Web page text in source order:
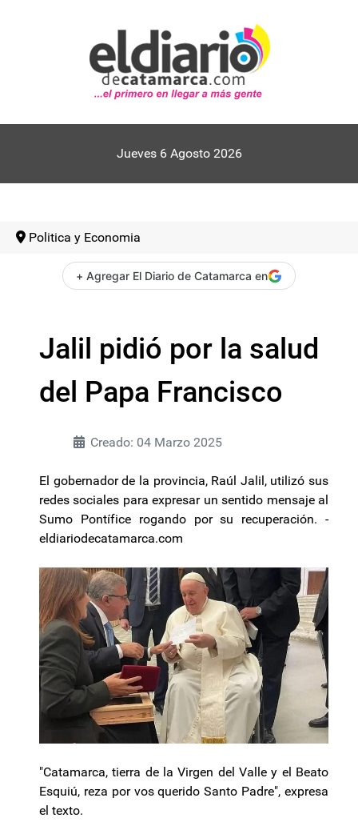
Jueves 6 Agosto 2026
Politica y Economia
+ Agregar El Diario de Catamarca en
Jalil pidió por la salud
del Papa Francisco
Creado: 04 Marzo 2025
El gobernador de la provincia, Raúl Jalil, utilizó sus
redes sociales para expresar un sentido mensaje al
Sumo Pontífice rogando por su recuperación. -
eldiariodecatamarca.com
"Catamarca, tierra de la Virgen del Valle y el Beato
Esquiú, reza por vos querido Santo Padre", expresa
el texto.